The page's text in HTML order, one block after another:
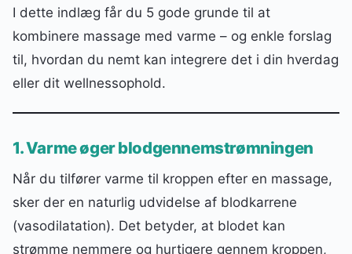
I dette indlæg får du 5 gode grunde til at
kombinere massage med varme – og enkle forslag
til, hvordan du nemt kan integrere det i din hverdag
eller dit wellnessophold.
1. Varme øger blodgennemstrømningen
Når du tilfører varme til kroppen efter en massage,
sker der en naturlig udvidelse af blodkarrene
(vasodilatation). Det betyder, at blodet kan
strømme nemmere og hurtigere gennem kroppen,